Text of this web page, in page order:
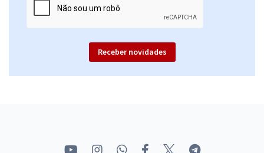
Receber novidades